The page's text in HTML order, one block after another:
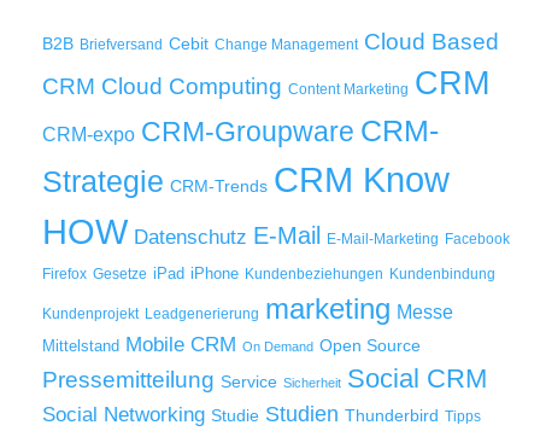
B2B Briefversand Cebit Change Management Cloud Based
CRM Cloud Computing Content Marketing CRM
CRM-expo CRM-Groupware CRM-
Strategie CRM-Trends CRM Know
HOW Datenschutz E-Mail E-Mail-Marketing Facebook
Firefox Gesetze iPad iPhone Kundenbeziehungen Kundenbindung
Kundenprojekt Leadgenerierung marketing Messe
Mittelstand Mobile CRM On Demand Open Source
Pressemitteilung Service Sicherheit Social CRM
Social Networking Studie Studien Thunderbird Tipps